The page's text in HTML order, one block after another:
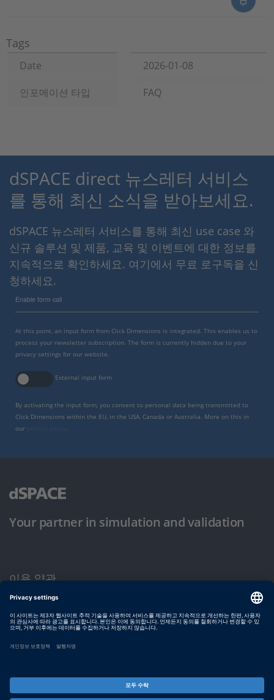
Tags
Date
2026-01-08
인포메이션 타입
FAQ
dSPACE direct 뉴스레터 서비스
를 통해 최신 소식을 받아보세요.
dSPACE 뉴스레터 서비스를 통해 최신 use case 와
신규 솔루션 및 제품, 교육 및 이벤트에 대한 정보를
지속적으로 확인하세요. 여기에서 무료 로구독을 신
청하세요.
Enable form call
At this point, an input form from Click Dimensions is integrated. This enables us to
process your newsletter subscription. The form is currently hidden due to your
privacy settings for our website.
External input form
By activating the input form, you consent to personal data being transmitted to
Click Dimensions within the EU, in the USA, Canada or Australia. More on this in
our
Your partner in simulation and validation
이용 약관
개인정보 보호정책
발행자 정보